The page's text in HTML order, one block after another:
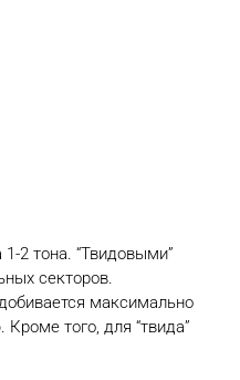
2 тона. “Твидовыми”
секторов.
максимально
того, для “твида”